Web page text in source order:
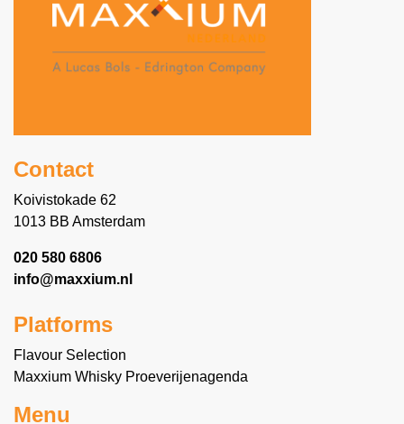
Contact
Koivistokade 62
1013 BB Amsterdam
020 580 6806
info@maxxium.nl
Platforms
Flavour Selection
Maxxium Whisky Proeverijenagenda
Menu